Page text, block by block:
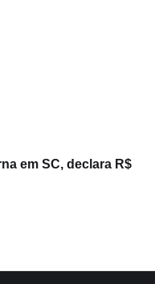
em SC, declara R$